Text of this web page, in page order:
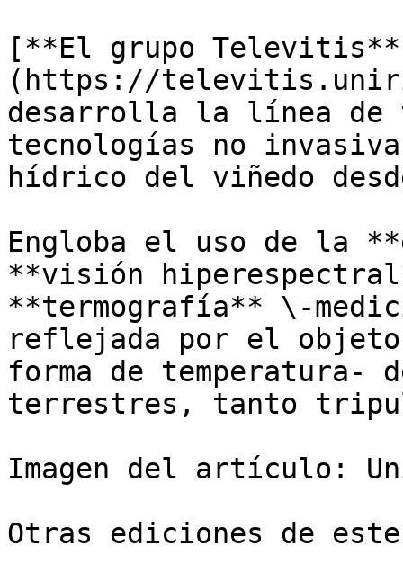
[**El grupo
(https://
desarrolla la línea de
tecnologías no
hídrico del viñedo
Engloba el uso de la
**visión
**termografía** \-
reflejada por el
forma de temperatura-
terrestres, tanto
Imagen del artículo:
Otras ediciones de